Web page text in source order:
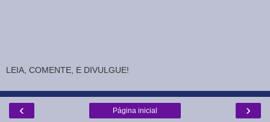
LEIA, COMENTE, E DIVULGUE!
‹ ›
Página inicial